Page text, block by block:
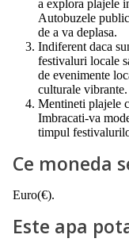
a explora plajele
Autobuzele
de a va deplasa.
Indiferent daca
festivaluri locale
de evenimente
culturale vibrante.
Mentineti plajele
Imbracati-va
timpul
Ce moneda
Euro(€).
Este apa